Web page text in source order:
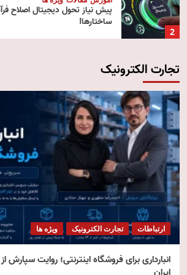
2
پیش‌ نیاز تحول دیجیتال اصلاح
ساختارها!
3
آموزش
4
تکنولوژی مقالات ویژه ها
هوش مصنوعی استنتاجی
5
امنیت مقالات ویژه ها
امنیت فناوری اطلاعات
تجارت الکترونیک
ارتباطات تجارت الکترونیک ویژه ها
انبارداری برای فروشگاه اینترنتی؛ روایت